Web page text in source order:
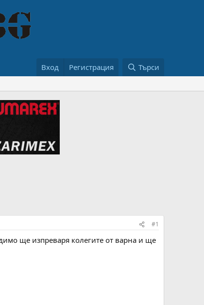
Вход Регистрация Търси
#1
ще изпреваря колегите от варна и ще